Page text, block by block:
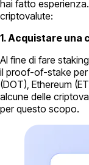
hai fatto
criptovalute:
1. Acquistare una
Al fine di fare
il proof-of-stake
(DOT), Ethereum
alcune delle
per questo scopo.